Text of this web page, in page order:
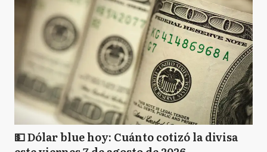
💵 Dólar blue hoy: Cuánto cotizó la divisa